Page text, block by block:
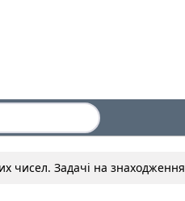
Задачі на